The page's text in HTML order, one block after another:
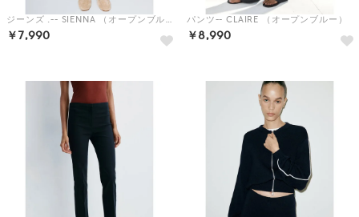
ジーンズ .-- SIENNA （オープンブルー）
￥7,990
パンツ-- CLAIRE （オープンブルー）
￥8,990